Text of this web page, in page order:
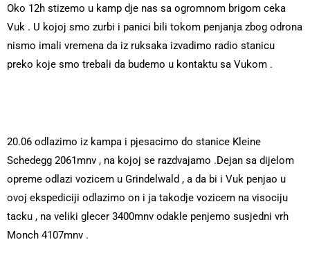
Oko 12h stizemo u kamp dje nas sa ogromnom brigom ceka
Vuk . U kojoj smo zurbi i panici bili tokom penjanja zbog odrona
nismo imali vremena da iz ruksaka izvadimo radio stanicu
preko koje smo trebali da budemo u kontaktu sa Vukom .
20.06 odlazimo iz kampa i pjesacimo do stanice Kleine
Schedegg 2061mnv , na kojoj se razdvajamo .Dejan sa dijelom
opreme odlazi vozicem u Grindelwald , a da bi i Vuk penjao u
ovoj ekspediciji odlazimo on i ja takodje vozicem na visociju
tacku , na veliki glecer 3400mnv odakle penjemo susjedni vrh
Monch 4107mnv .